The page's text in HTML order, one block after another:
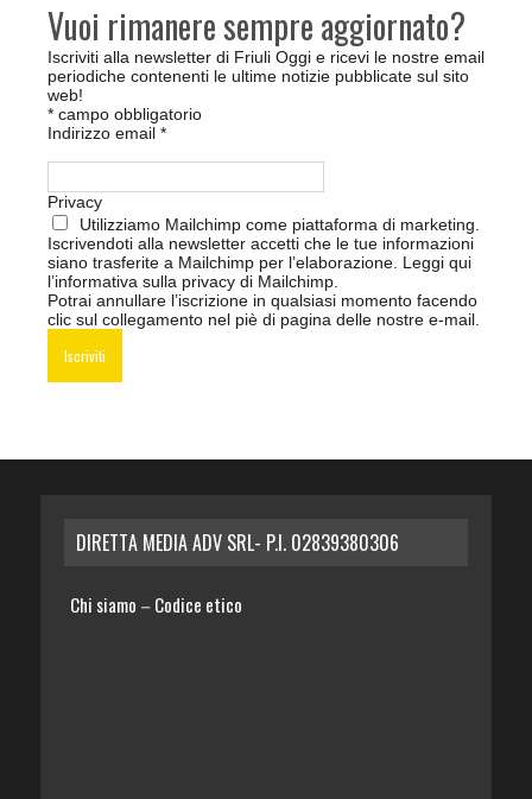
Vuoi rimanere sempre aggiornato?
Iscriviti alla newsletter di Friuli Oggi e ricevi le nostre email
periodiche contenenti le ultime notizie pubblicate sul sito
web!
* campo obbligatorio
Indirizzo email *
Privacy
Utilizziamo Mailchimp come piattaforma di marketing.
Iscrivendoti alla newsletter accetti che le tue informazioni
siano trasferite a Mailchimp per l’elaborazione. Leggi qui
l’informativa sulla privacy di Mailchimp
Potrai annullare l’iscrizione in qualsiasi momento facendo
clic sul collegamento nel piè di pagina delle nostre e-mail.
DIRETTA MEDIA ADV SRL- P.I. 02839380306
Chi siamo – Codice etico